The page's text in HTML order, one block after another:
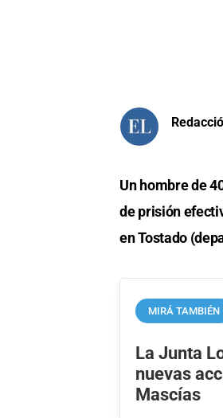
Un hombre de
de prisión
en Tostado
MIRÁ TAMBIÉN
La Junta
nuevas
Mascías